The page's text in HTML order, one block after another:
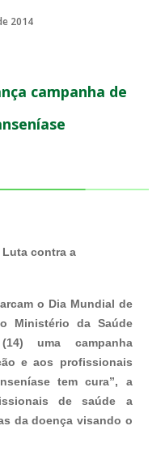
2014
campanha de
Luta contra a
o Dia Mundial de
Ministério da Saúde
uma campanha
e aos profissionais
tem cura”, a
de saúde a
da doença visando o